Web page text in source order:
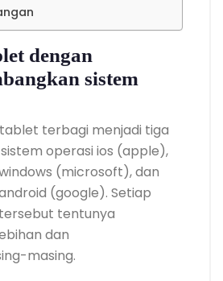
dengan
sistem
terbagi menjadi tiga
operasi ios (apple),
(microsoft), dan
(google). Setiap
tentunya
dan
masing.